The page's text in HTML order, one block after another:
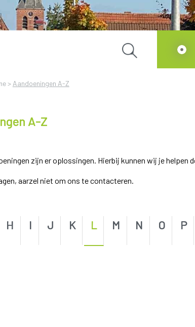
> Aandoeningen A-Z
A-Z
zijn er oplossingen. Hierbij kunnen wij je
aarzel niet om ons te contacteren.
H I J K L M N O P